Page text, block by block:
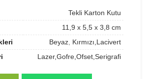
Tekli Karton Kutu
11,9 x 5,5 x 3,8 cm
Beyaz, Kırmızı,Lacivert
Lazer,Gofre,Ofset,Serigrafi